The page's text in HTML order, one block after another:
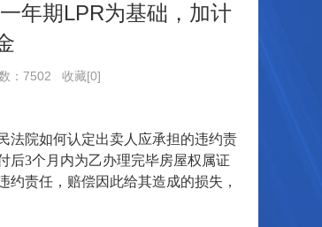
年期LPR为基础，加计
：7502 收藏[0]
院如何认定出卖人应承担的违约责
后3个月内为乙办理完毕房屋权属证
责任，赔偿因此给其造成的损失，